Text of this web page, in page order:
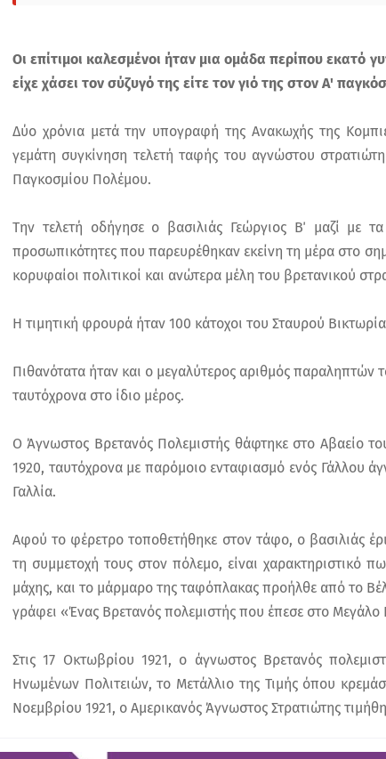
Οι επίτιμοι καλεσμένοι ήταν μια ομάδα περίπου εκατό
είχε χάσει τον σύζυγό της είτε τον γιό της στον Α'
Δύο χρόνια μετά την υπογραφή της Ανακωχής της
γεμάτη συγκίνηση τελετή ταφής του αγνώστου
Παγκοσμίου Πολέμου.
Την τελετή οδήγησε ο βασιλιάς Γεώργιος Β΄ μαζί με
προσωπικότητες που παρευρέθηκαν εκείνη τη μέρα στο
κορυφαίοι πολιτικοί και ανώτερα μέλη του βρετανικού
Η τιμητική φρουρά ήταν 100 κάτοχοι του Σταυρού
Πιθανότατα ήταν και ο μεγαλύτερος αριθμός
ταυτόχρονα στο ίδιο μέρος.
Ο Άγνωστος Βρετανός Πολεμιστής θάφτηκε στο Αβαείο
1920, ταυτόχρονα με παρόμοιο ενταφιασμό ενός Γάλλου
Γαλλία.
Αφού το φέρετρο τοποθετήθηκε στον τάφο, ο βασιλιάς
τη συμμετοχή τους στον πόλεμο, είναι χαρακτηριστικό
μάχης, και το μάρμαρο της ταφόπλακας προήλθε από το
γράφει «Ένας Βρετανός πολεμιστής που έπεσε στο Μεγάλο
Στις 17 Οκτωβρίου 1921, ο άγνωστος Βρετανός
Ηνωμένων Πολιτειών, το Μετάλλιο της Τιμής όπου
Νοεμβρίου 1921, ο Αμερικανός Άγνωστος Στρατιώτης